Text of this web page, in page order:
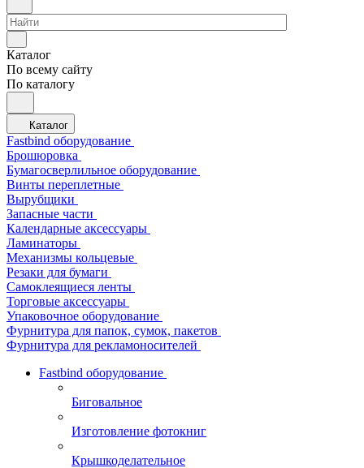
Каталог
По всему сайту
По каталогу
Каталог
Fastbind оборудование
Брошюровка
Бумагосверлильное оборудование
Винты переплетные
Вырубщики
Запасные части
Календарные аксессуары
Ламинаторы
Механизмы кольцевые
Резаки для бумаги
Самоклеящиеся ленты
Торговые аксессуары
Упаковочное оборудование
Фурнитура для папок, сумок, пакетов
Фурнитура для рекламоносителей
Fastbind оборудование
Биговальное
Изготовление фотокниг
Крышкоделательное